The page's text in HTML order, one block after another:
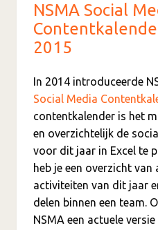
NSMA Social
2015
In 2014 introduceerde
Social Media
contentkalender is het
en overzichtelijk de
voor dit jaar in Excel te
heb je een overzicht van
activiteiten van dit jaar
delen binnen een team.
NSMA een actuele